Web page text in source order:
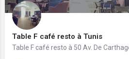
Table F café resto à Tunis